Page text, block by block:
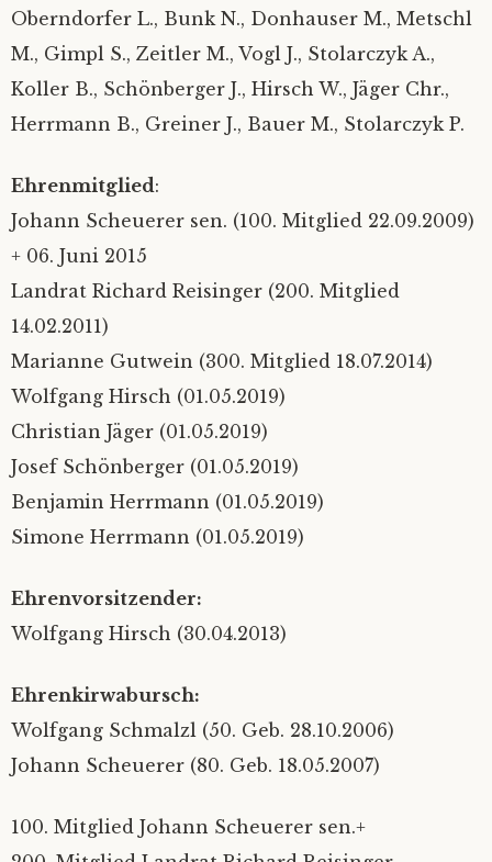
Oberndorfer L., Bunk N., Donhauser M., Metschl
M., Gimpl S., Zeitler M., Vogl J., Stolarczyk A.,
Koller B., Schönberger J., Hirsch W., Jäger Chr.,
Herrmann B., Greiner J., Bauer M., Stolarczyk P.
Ehrenmitglied:
Johann Scheuerer sen. (100. Mitglied 22.09.2009)
+ 06. Juni 2015
Landrat Richard Reisinger (200. Mitglied
14.02.2011)
Marianne Gutwein (300. Mitglied 18.07.2014)
Wolfgang Hirsch (01.05.2019)
Christian Jäger (01.05.2019)
Josef Schönberger (01.05.2019)
Benjamin Herrmann (01.05.2019)
Simone Herrmann (01.05.2019)
Ehrenvorsitzender:
Wolfgang Hirsch (30.04.2013)
Ehrenkirwabursch:
Wolfgang Schmalzl (50. Geb. 28.10.2006)
Johann Scheuerer (80. Geb. 18.05.2007)
100. Mitglied Johann Scheuerer sen.+